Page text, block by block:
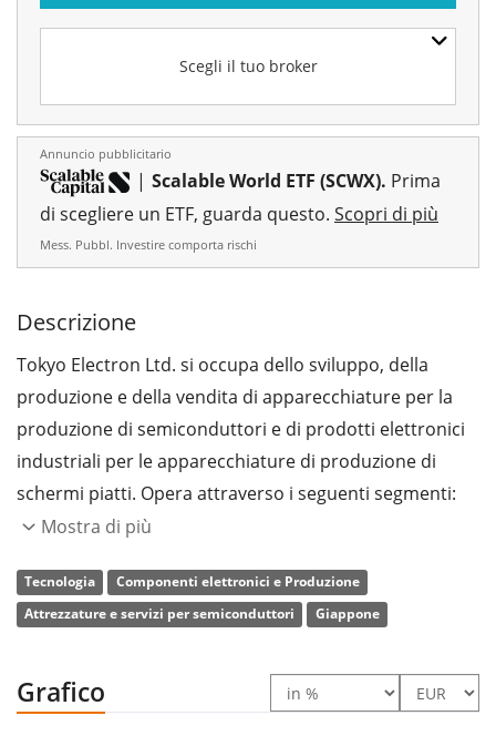
Scegli il tuo broker
Annuncio pubblicitario
| Scalable World ETF (SCWX). Prima
di scegliere un ETF, guarda questo. Scopri di più
Mess. Pubbl. Investire comporta rischi
Descrizione
Tokyo Electron Ltd. si occupa dello sviluppo, della
produzione e della vendita di apparecchiature per la
produzione di semiconduttori e di prodotti elettronici
industriali per le apparecchiature di produzione di
schermi piatti. Opera attraverso i seguenti segmenti:
Apparecchiature per la produzione di semiconduttori
piatti (FPD) e Altri. Il segmento SPE si occupa dello
sviluppo, della produzione, dell'assistenza e della
incisione al plasma, sistemi di trattamento termico,
sistemi di deposizione di wafer singoli, sistemi di
Mostra di più
Tecnologia
Componenti elettronici e Produzione
Attrezzature e servizi per semiconduttori
Giappone
Grafico